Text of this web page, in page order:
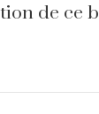
de ce